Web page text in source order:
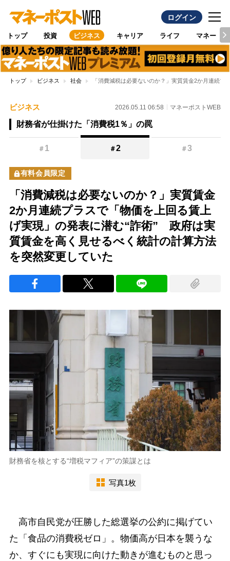
ログイン
トップ 投資 ビジネス キャリア ライフ マネー
トップ ビジネス 社会 「消費減税は必要ないのか？」実質賃金2か月連続
ビジネス 2026.05.11 06:58 マネーポストWEB
財務省が仕掛けた「消費税1％」の罠
＃ 1 ＃2 ＃3
有料会員限定
「消費減税は必要ないのか？」実質賃金
2か月連続プラスで「物価を上回る賃上
げ実現」の発表に潜む“詐術” 政府は実
質賃金を高く見せるべく統計の計算方法
を突然変更していた
財務省を核とする“増税マフィア”の策謀とは
写真1枚
高市自民党が圧勝した総選挙の公約に掲げてい
た「食品の消費税ゼロ」。物価高が日本を襲うな
か、すぐにも実現に向けた動きが進むものと思っ